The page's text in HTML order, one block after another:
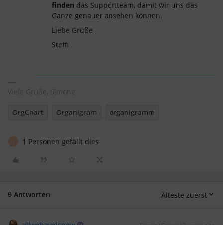
finden das Supportteam, damit wir uns das
Ganze genauer ansehen können.
Liebe Grüße
Steffi
Viele Grüße, Simone
OrgChart Organigram organigramm
1 Personen gefällt dies
9 Antworten Älteste zuerst